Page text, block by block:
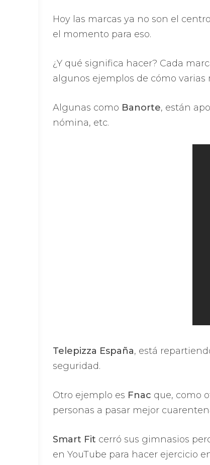
Hoy las marcas ya no son el
el momento para eso.
¿Y qué significa hacer? Cada
algunos ejemplos de cómo varias
Algunas como Banorte, están
nómina, etc.
Telepizza España, está
seguridad.
Otro ejemplo es Fnac que, como
personas a pasar mejor
Smart Fit cerró sus gimnasios
en YouTube para hacer ejercicio